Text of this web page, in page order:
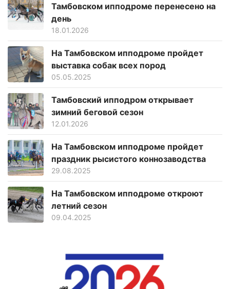
Тамбовском ипподроме перенесено на
день
18.01.2026
На Тамбовском ипподроме пройдет
выставка собак всех пород
05.05.2025
Тамбовский ипподром открывает
зимний беговой сезон
12.01.2026
На Тамбовском ипподроме пройдет
праздник рысистого коннозаводства
29.08.2025
На Тамбовском ипподроме откроют
летний сезон
09.04.2025